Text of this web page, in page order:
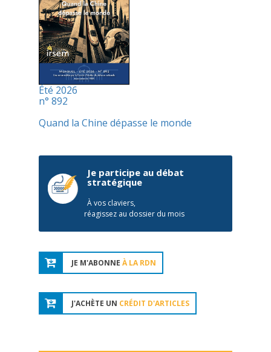
Été 2026
n° 892
Quand la Chine dépasse le monde
Je participe au débat
stratégique
À vos claviers,
réagissez au dossier du mois
JE M'ABONNE À LA RDN
J'ACHÈTE UN CRÉDIT D'ARTICLES